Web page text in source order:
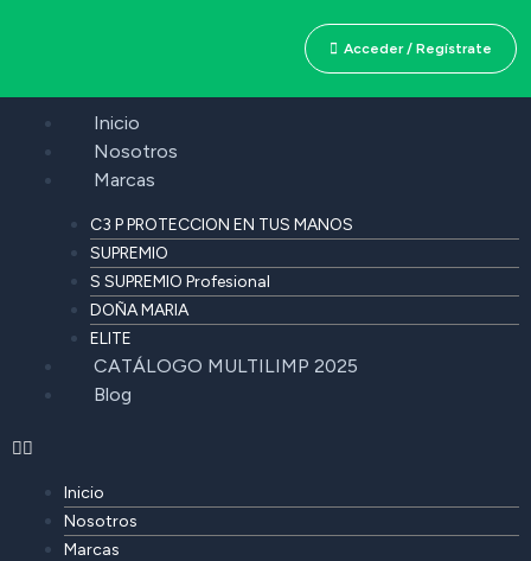
Acceder / Regístrate
Inicio
Nosotros
Marcas
C3 P PROTECCION EN TUS MANOS
SUPREMIO
S SUPREMIO Profesional
DOÑA MARIA
ELITE
CATÁLOGO MULTILIMP 2025
Blog
Inicio
Nosotros
Marcas